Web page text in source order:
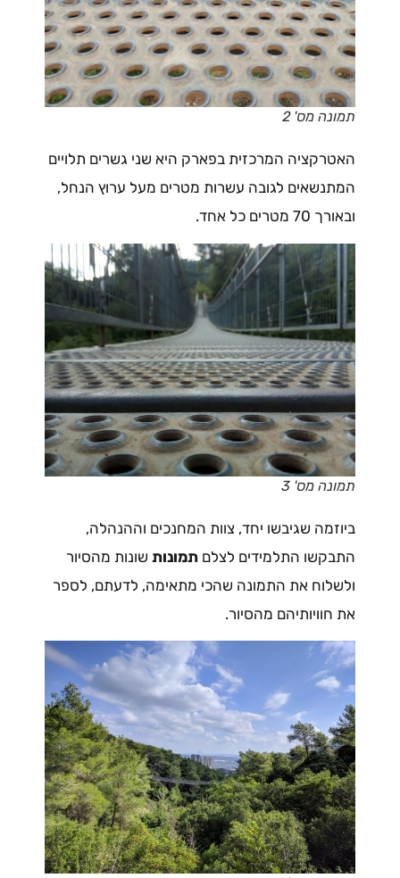
תמונה מס' 2
האטרקציה המרכזית בפארק היא שני גשרים תלויים
המתנשאים לגובה עשרות מטרים מעל ערוץ הנחל,
ובאורך 70 מטרים כל אחד.
תמונה מס' 3
ביוזמה שגיבשו יחד, צוות המחנכים וההנהלה,
התבקשו התלמידים לצלם תמונות שונות מהסיור
ולשלוח את התמונה שהכי מתאימה, לדעתם, לספר
את חוויותיהם מהסיור.